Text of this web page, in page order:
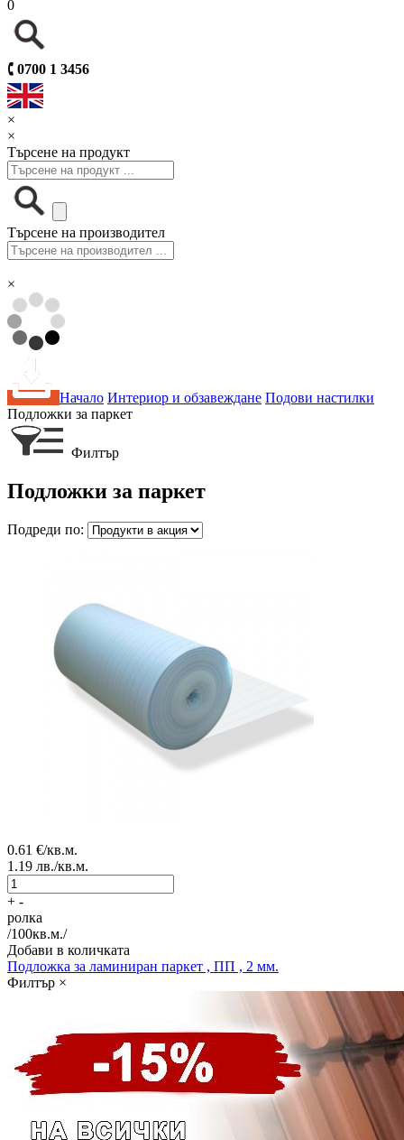
0
🕻 0700 1 3456
×
×
Търсене на продукт
Търсене на производител
×
Начало Интериор и обзавеждане Подови настилки
Подложки за паркет
Филтър
Подложки за паркет
Подреди по:
0.61 €/кв.м.
1.19 лв./кв.м.
+ -
ролка
/100кв.м./
Добави в количката
Подложка за ламиниран паркет , ПП , 2 мм.
Филтър ×